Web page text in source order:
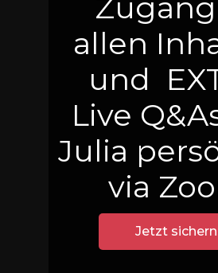
allen
und
Live
Julia
via
Jetzt